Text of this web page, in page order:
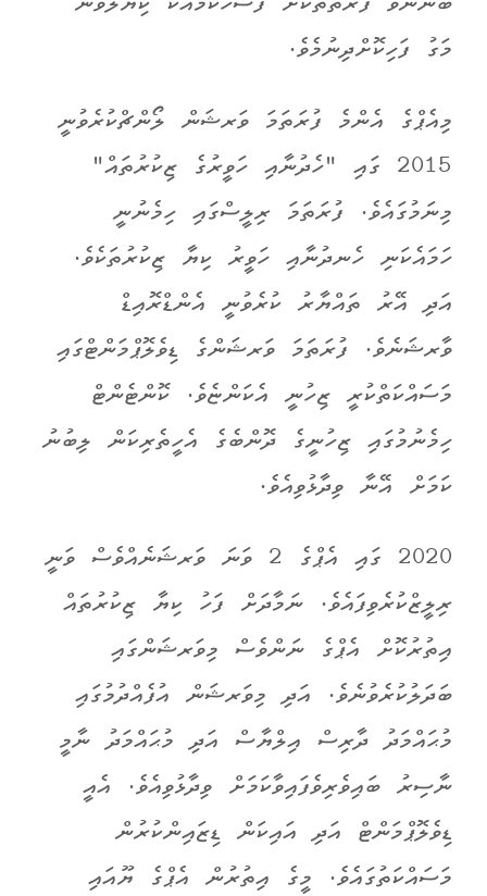
މަގު ފަހިކޮށްދިނުމެވެ.
މިއެޕްގެ އެންމެ ފުރަތަމަ ވަރޝަން ލޯންޗްކުރެވުނީ
2015 ގައި "ހެދުނާއި ހަވީރުގެ ޒިކުރުތައް"
މިނަމުގައެވެ. ފުރަތަމަ ރިލީސްގައި ހިމެނުނީ
ހަމައެކަނި ހެނދުނާއި ހަވީރު ކިޔާ ޒިކުރުތަކެވެ.
އަދި އޭރު ތައްޔާރު ކުރެވުނީ އެންޑްރޮއިޑް
ވާރޝަނެވެ. ފުރަތަމަ ވަރޝަންގެ ޑިވެލޮޕްމަންޓްގައި
މަސައްކަތްކުރީ ޒިހުނީ އެކަންޏެވެ. ކޮންޓެންޓް
ހިމެނުމުގައި ޒިހުނީގެ ދޮންބެގެ އެހީތެރިކަން ލިބުނު
ކަމަށް އޭނާ ވިދާޅުވިއެވެ.
2020 ގައި އެޕްގެ 2 ވަނަ ވަރޝަނެއްވެސް ވަނީ
ރިލީޒްކުރެވިފައެވެ. ނަމާދަށް ފަހު ކިޔާ ޒިކުރުތައް
އިތުރުކޮށް އެޕްގެ ނަންވެސް މިވަރޝަންގައި
ބަދަލުކުރެވުނެވެ. އަދި މިވަރޝަން އުފެއްދުމުގައި
މުޙައްމަދު ދާރިސް އިލްޔާސް އަދި މުޙައްމަދު ނާމީ
ނާސިރު ބައިވެރިވެފައިވާކަމަށް ވިދާޅުވިއެވެ. އެއީ
ޑިވެލޮޕްމަންޓް އަދި އައިކަން ޑިޒައިންކުރުން
މަސައްކަތުގައެވެ. މީގެ އިތުރުން އެޕްގެ ޔޫއައި